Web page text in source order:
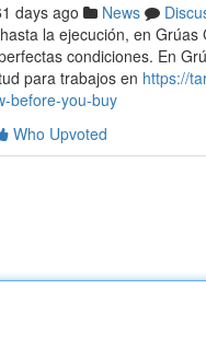
days ago News
la ejecución, en
condiciones. En
para trabajos en https://
before-you-buy
Who Upvoted